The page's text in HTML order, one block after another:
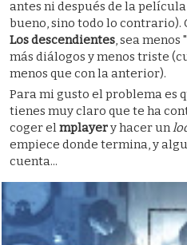
antes ni después de la
bueno, sino todo lo contrario).
Los descendientes, sea menos "
más diálogos y menos triste
menos que con la anterior).
Para mi gusto el problema es
tienes muy claro que te ha
coger elmplayery hacer un
empiece donde termina, y
cuenta...